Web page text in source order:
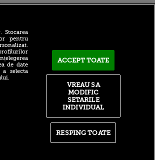
de la Barcelona,
în MLS!
Stocarea
pentru
de date
selecta
ACCEPT TOATE
RESPING TOATE
VREAU SA
MODIFIC
SETARILE
INDIVIDUAL